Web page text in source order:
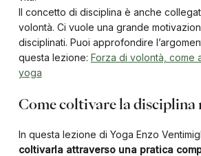
Il concetto di disciplina è anche
volontà. Ci vuole una grande
disciplinati. Puoi approfondire
questa lezione: Forza di volontà, come
yoga
Come coltivare la disciplina
In questa lezione di Yoga Enzo
coltivarla attraverso una pratica